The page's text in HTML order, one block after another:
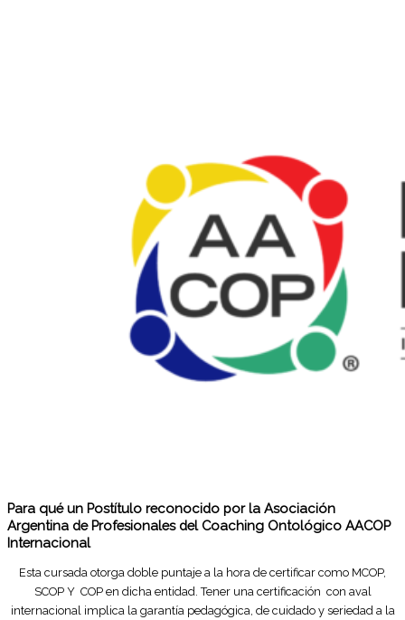
Para qué un Postítulo reconocido por la Asociación
Argentina de Profesionales del Coaching Ontológico AACOP
Internacional
Esta cursada otorga doble puntaje a la hora de certificar como MCOP,
SCOP Y COP en dicha entidad. Tener una certificación con aval
internacional implica la garantía pedagógica, de cuidado y seriedad a la